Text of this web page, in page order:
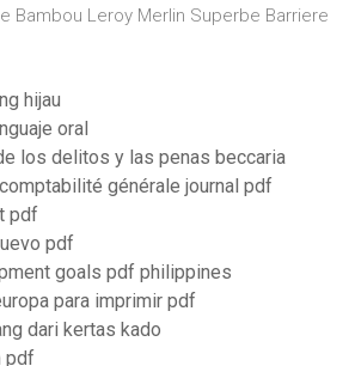
Bambou Leroy Merlin Superbe Barriere
hijau
oral
los delitos y las penas beccaria
générale journal pdf
pdf
pdf
goals pdf philippines
para imprimir pdf
dari kertas kado
pdf